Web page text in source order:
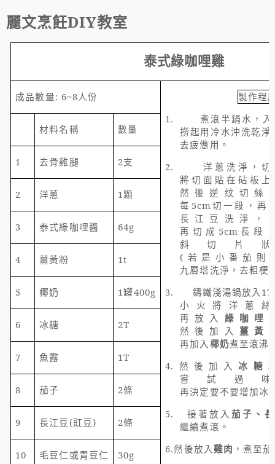
麗文烹飪DIY教室
泰式綠咖哩雞
成品數量: 6~8人份
製作程
1.
煮滾半鍋水，入
撈起用冷水沖洗乾
去疲憊用。
2. 洋蔥洗淨，
將切面貼在砧板
然後逆纹切絲
每 5cm切一段，再
長江豆洗淨，
再切成 5cm 長段
斜切片
( 若是小番茄則
九層塔洗淨，去粗梗
3. 鑄鐵淺湯鍋放入 1T
小火將洋蔥
再放入 綠咖哩
然後加入 薑黃
再加入 椰奶煮至滾沸
4. 然後加入冰糖
嘗試過
再決定要不要增加冰
5. 接著放入茄子、
繼續煮滾。
6.然後放入雞肉 ，煮至
材料名稱 數量
1 去骨雞腿 2支
2 洋蔥 1顆
3 泰式綠咖哩醬 64g
4 薑黃粉 1t
5 椰奶 1罐400g
6 冰糖 2T
7 魚露 1T
8 茄子 2條
9 長江豆 (豇豆) 2條
10 毛豆仁或青豆仁 30g